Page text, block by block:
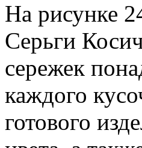
На рисунке
Серьги
сережек
каждого
готового